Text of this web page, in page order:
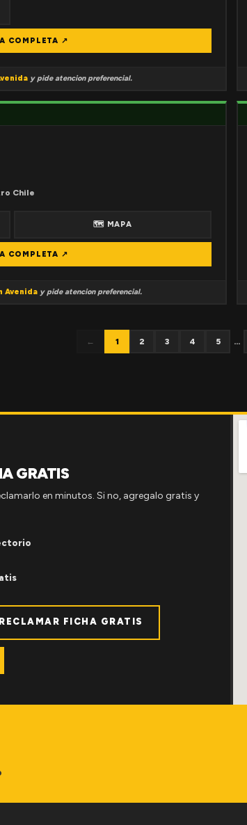
COMPLETA ↗
y pide atencion preferencial.
Chile
🗺 MAPA
COMPLETA ↗
Avenida y pide atencion preferencial.
← 1 2 3 4 5 ...
GRATIS
en minutos. Si no, agregalo gratis y
FICHA GRATIS